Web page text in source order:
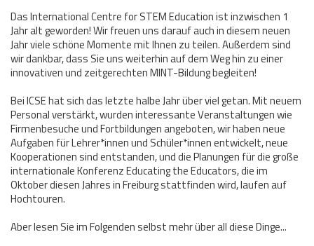
Das International Centre for STEM Education ist inzwischen 1
Jahr alt geworden! Wir freuen uns darauf auch in diesem neuen
Jahr viele schöne Momente mit Ihnen zu teilen. Außerdem sind
wir dankbar, dass Sie uns weiterhin auf dem Weg hin zu einer
innovativen und zeitgerechten MINT-Bildung begleiten!
Bei ICSE hat sich das letzte halbe Jahr über viel getan. Mit neuem
Personal verstärkt, wurden interessante Veranstaltungen wie
Firmenbesuche und Fortbildungen angeboten, wir haben neue
Aufgaben für Lehrer*innen und Schüler*innen entwickelt, neue
Kooperationen sind entstanden, und die Planungen für die große
internationale Konferenz Educating the Educators, die im
Oktober diesen Jahres in Freiburg stattfinden wird, laufen auf
Hochtouren.
Aber lesen Sie im Folgenden selbst mehr über all diese Dinge...